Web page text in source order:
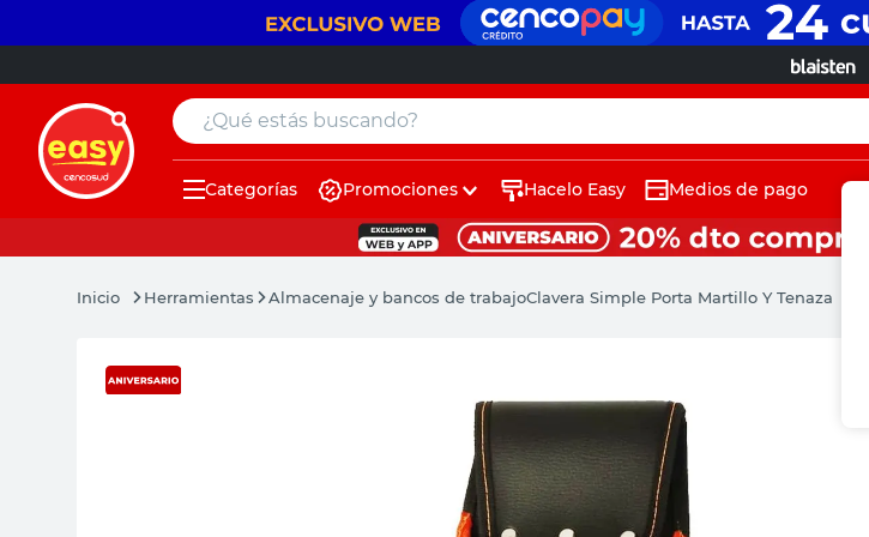
¿Qué estás buscando?
Categorías Promociones Hacelo Easy Medios de pago
Herramientas Almacenaje y bancos de trabajoClavera Simple Porta Martillo Y Tenaza
muebles